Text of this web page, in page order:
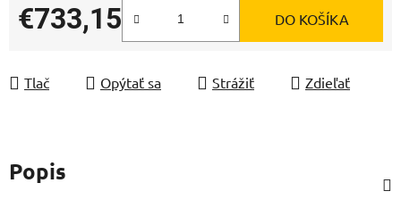
€733,15
Jednotková cena:
DO KOŠÍKA
Tlač Opýtať sa Strážiť Zdieľať
Popis